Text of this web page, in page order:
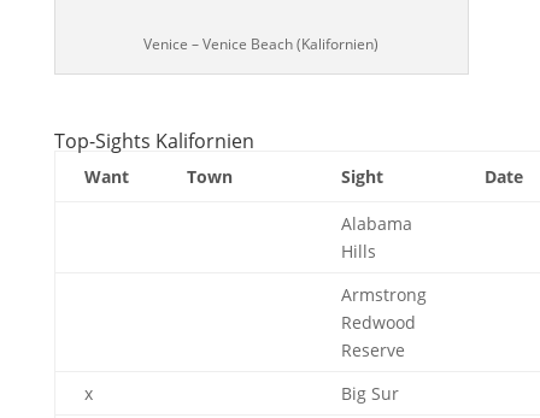
Venice – Venice Beach (Kalifornien)
Top-Sights Kalifornien
Want Town Sight Date
Alabama
Hills
Armstrong
Redwood
Reserve
x
Big Sur